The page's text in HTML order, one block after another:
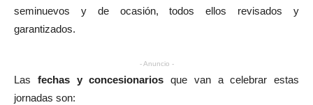
seminuevos y de ocasión, todos ellos revisados y
garantizados.
- Anuncio -
Las fechas y concesionarios que van a celebrar estas
jornadas son: